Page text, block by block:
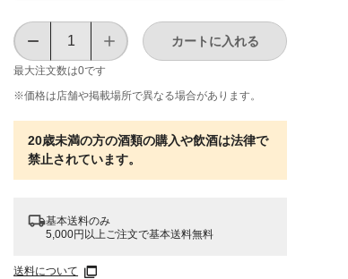
最大注文数は0です
カートに入れる
※価格は​店舗や​掲載場所で​異なる​場合が​あります。
20歳未満の方の酒類の購入や飲酒は法律で
禁止されています。
基本送料のみ
5,000円以上ご注文で基本送料無料
送料について